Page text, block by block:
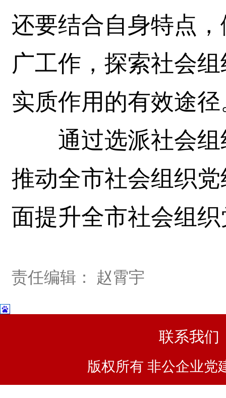
还要结合自身特点
广工作，探索社会
实质作用的有效途径
通过选派社会组
推动全市社会组织
面提升全市社会组
责任编辑： 赵霄宇
联系我们
版权所有 非公企业党